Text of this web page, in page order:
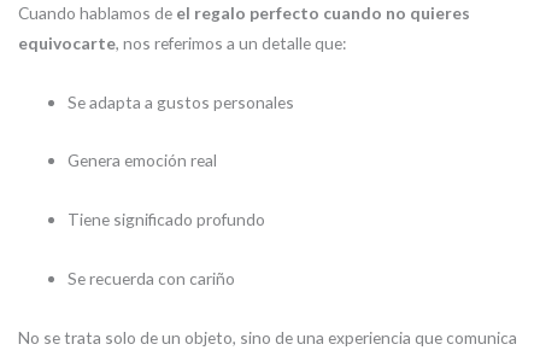
Cuando hablamos de el regalo perfecto cuando no quieres
equivocarte, nos referimos a un detalle que:
Se adapta a gustos personales
Genera emoción real
Tiene significado profundo
Se recuerda con cariño
No se trata solo de un objeto, sino de una experiencia que comunica